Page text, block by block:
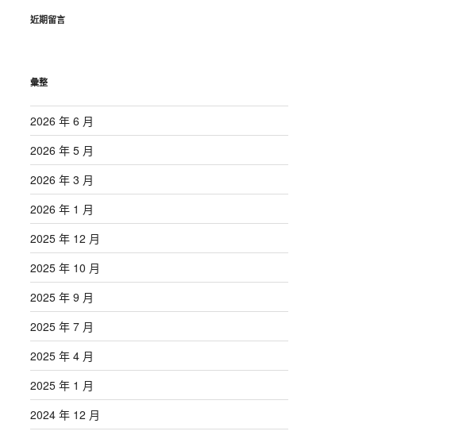
近期留言
彙整
2026 年 6 月
2026 年 5 月
2026 年 3 月
2026 年 1 月
2025 年 12 月
2025 年 10 月
2025 年 9 月
2025 年 7 月
2025 年 4 月
2025 年 1 月
2024 年 12 月